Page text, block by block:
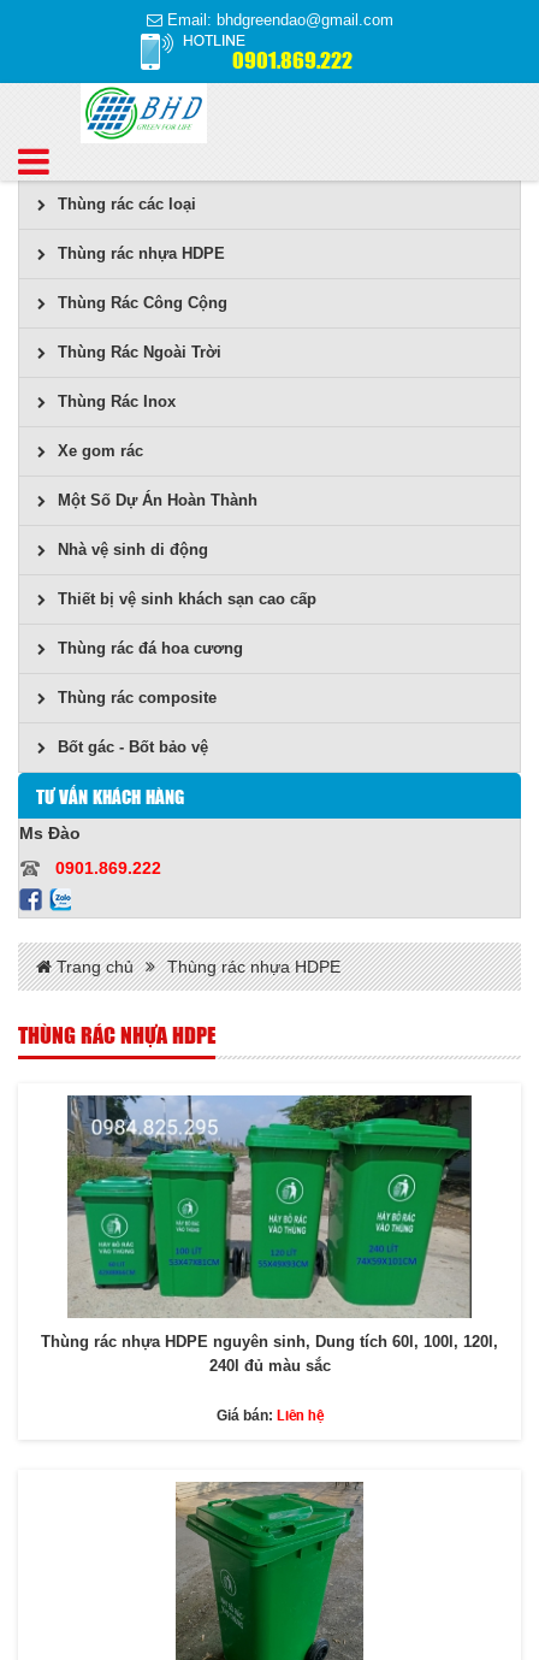
Email: bhdgreendao@gmail.com
0901.869.222
Thùng rác các loại
Thùng rác nhựa HDPE
Thùng Rác Công Cộng
Thùng Rác Ngoài Trời
Thùng Rác Inox
Xe gom rác
Một Số Dự Án Hoàn Thành
Nhà vệ sinh di động
Thiết bị vệ sinh khách sạn cao cấp
Thùng rác đá hoa cương
Thùng rác composite
Bốt gác - Bốt bảo vệ
TƯ VẤN KHÁCH HÀNG
Ms Đào
0901.869.222
Trang chủ Thùng rác nhựa HDPE
THÙNG RÁC NHỰA HDPE
Thùng rác nhựa HDPE nguyên sinh, Dung tích 60l, 100l, 120l,
240l đủ màu sắc
Giá bán: Liên hệ